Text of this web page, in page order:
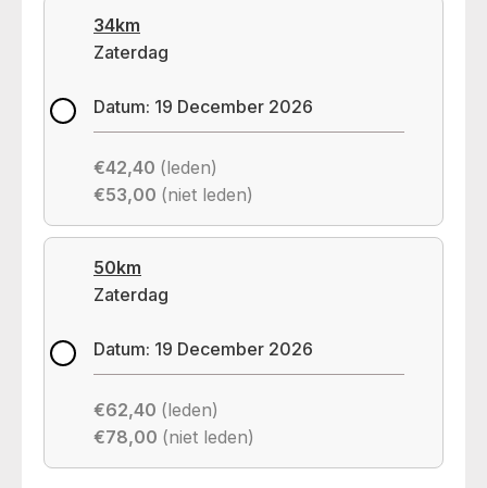
34km
Zaterdag
Datum: 19 December 2026
€42,40 (leden)
€53,00 (niet leden)
50km
Zaterdag
Datum: 19 December 2026
€62,40 (leden)
€78,00 (niet leden)